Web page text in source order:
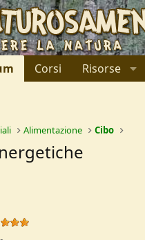
Corsi Risorse
Alimentazione Cibo